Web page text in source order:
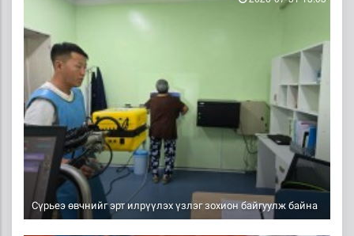
Сүрьеэ өвчнийг эрт илрүүлэх үзлэг зохион байгуулж байна